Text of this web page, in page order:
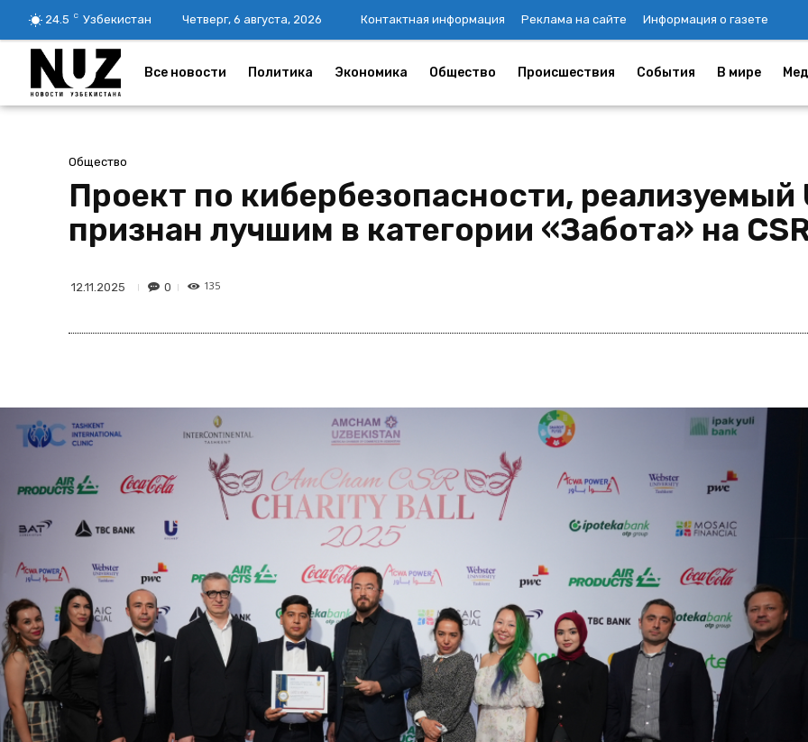
24.5 C Узбекистан Четверг, 6 августа, 2026 Контактная информация Реклама на сайте Информация о газете
Все новости Политика Экономика Общество Происшествия События В мире
Общество
Проект по кибербезопасности, реализуемый
признан лучшим в категории «Забота» на
12.11.2025 0 135